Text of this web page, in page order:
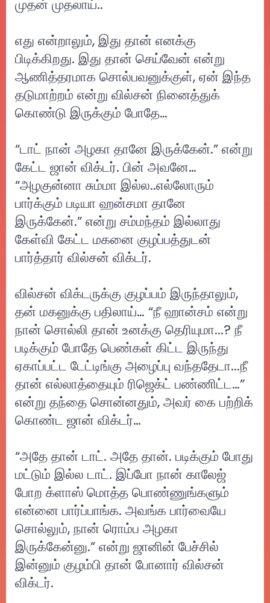
முதன் முதலாய்..
எது என்றாலும், இது தான் எனக்கு
பிடிக்கிறது. இது தான் செய்வேன் என்று
ஆணித்தரமாக சொல்பவனுக்குள், ஏன் இந்த
தடுமாற்றம் என்று வில்சன் நினைத்துக்
கொண்டு இருக்கும் போதே…
“டாட் நான் அழகா தானே இருக்கேன்.” என்று
கேட்ட ஜான் விக்டர். பின் அவனே…
“அழகுன்னா சும்மா இல்ல..எல்லோரும்
பார்க்கும் படியா ஹன்சமா தானே
இருக்கேன்.” என்று சம்மந்தம் இல்லாது
கேள்வி கேட்ட மகனை குழப்பத்துடன்
பார்த்தார் வில்சன் விக்டர்.
வில்சன் விக்டருக்கு குழப்பம் இருந்தாலும்,
தன் மகனுக்கு பதிலாய்… “நீ ஹான்சம் என்று
நான் சொல்லி தான் உனக்கு தெரியுமா...? நீ
படிக்கும் போதே பெண்கள் கிட்ட இருந்து
ஏகாப்பட்ட டேட்டிங்கு அழைப்பு வந்ததேடா...நீ
தான் எல்லாத்தையும் ரிஜெக்ட் பண்ணிட்ட…”
என்று தந்தை சொன்னதும், அவர் கை பற்றிக்
கொண்ட ஜான் விக்டர்…
“அதே தான் டாட். அதே தான். படிக்கும் போது
மட்டும் இல்ல டாட். இப்போ நான் காலேஜ்
போற க்ளாஸ் மொத்த பொண்ணுங்களும்
என்னை பார்ப்பாங்க. அவங்க பார்வையே
சொல்லும், நான் ரொம்ப அழகா
இருக்கேன்னு.” என்று ஜானின் பேச்சில்
இன்னும் குழம்பி தான் போனார் வில்சன்
விக்டர்.